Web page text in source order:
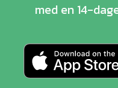
med en 14-